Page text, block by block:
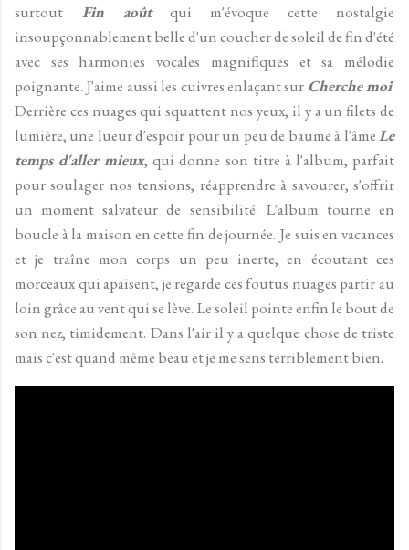
surtout Fin aoûtqui m'évoque cette nostalgie
insoupçonnablement belle d'un coucher de soleil de fin d'été
avec ses harmonies vocales magnifiques et sa mélodie
poignante. J'aime aussi les cuivres enlaçant sur Cherche moi.
Derrière ces nuages qui squattent nos yeux, il y a un filets de
lumière, une lueur d'espoir pour un peu de baume à l'âmeLe
temps d'aller mieux, qui donne son titre à l'album, parfait
pour soulager nos tensions, réapprendre à savourer, s'offrir
un moment salvateur de sensibilité. L'album tourne en
boucle à la maison en cette fin de journée. Je suis en vacances
et je traîne mon corps un peu inerte, en écoutant ces
morceaux qui apaisent, je regarde ces foutus nuages partir au
loin grâce au vent qui se lève. Le soleil pointe enfin le bout de
son nez, timidement. Dans l'air il y a quelque chose de triste
mais c'est quand même beau et je me sens terriblement bien.